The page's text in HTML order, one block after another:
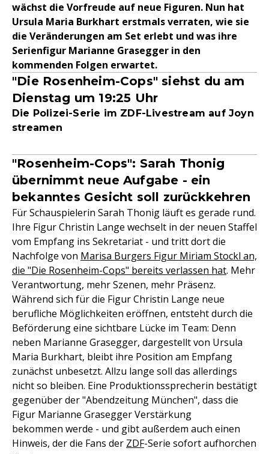
wächst die Vorfreude auf neue Figuren. Nun hat
Ursula Maria Burkhart erstmals verraten, wie sie
die Veränderungen am Set erlebt und was ihre
Serienfigur Marianne Grasegger in den
kommenden Folgen erwartet.
"Die Rosenheim-Cops" siehst du am
Dienstag um 19:25 Uhr
Die Polizei-Serie im ZDF-Livestream auf Joyn
streamen
"Rosenheim-Cops": Sarah Thonig
übernimmt neue Aufgabe - ein
bekanntes Gesicht soll zurückkehren
Für Schauspielerin Sarah Thonig läuft es gerade rund.
Ihre Figur Christin Lange wechselt in der neuen Staffel
vom Empfang ins Sekretariat - und tritt dort die
Nachfolge von Marisa Burgers Figur Miriam Stockl an,
die "Die Rosenheim-Cops" bereits verlassen hat. Mehr
Verantwortung, mehr Szenen, mehr Präsenz.
Während sich für die Figur Christin Lange neue
berufliche Möglichkeiten eröffnen, entsteht durch die
Beförderung eine sichtbare Lücke im Team: Denn
neben Marianne Grasegger, dargestellt von Ursula
Maria Burkhart, bleibt ihre Position am Empfang
zunächst unbesetzt. Allzu lange soll das allerdings
nicht so bleiben. Eine Produktionssprecherin bestätigt
gegenüber der "Abendzeitung München", dass die
Figur Marianne Grasegger Verstärkung
bekommen werde - und gibt außerdem auch einen
Hinweis, der die Fans der ZDF-Serie sofort aufhorchen